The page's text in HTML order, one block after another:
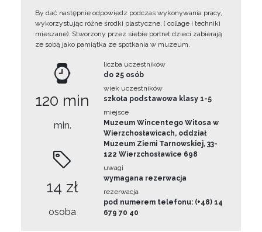
By dać następnie odpowiedz podczas wykonywania pracy,
wykorzystując różne środki plastyczne, ( collage i techniki
mieszane). Stworzony przez siebie portret dzieci zabierają
ze sobą jako pamiątka ze spotkania w muzeum.
120 min
min.
14 zł
osoba
liczba uczestników
do 25 osób
wiek uczestników
szkoła podstawowa klasy 1-5
miejsce
Muzeum Wincentego Witosa w
Wierzchosławicach, oddział
Muzeum Ziemi Tarnowskiej, 33-
122 Wierzchosławice 698
uwagi
wymagana rezerwacja
rezerwacja
pod numerem telefonu: (+48) 14
679 70 40